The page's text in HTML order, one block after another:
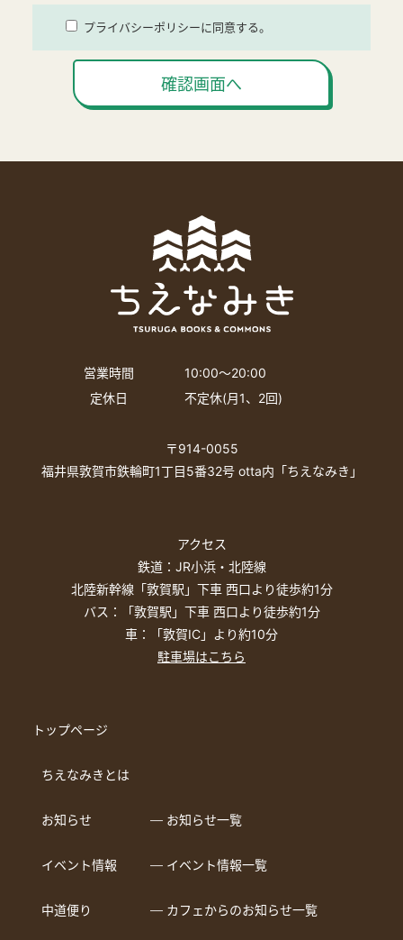
2.個人情報の利用および取得当団体は、個人情報の利
を取得し、個人情報を利用目的以外に利用いたしませ
【利用目的】
び連絡等のため
(3)当施設へのお問い合わせに回答するため
3.個人情報の管理当団体は、個人情報の漏えい、滅失
または毀損の防止その他個人情報の適切な管理のため
に必要な措置を講じます。また、個人情報の取り扱い
を第三者に委託する場合は、当該第三者が個人情報を
めのある場合を除き、個人情報をご本人の同意を得る
ことなく、第三者に開示、提供いたしません。
体は、ご本人が個人情報の開示、訂正または利用停止
を希望される場合、ご本人の個人情報について、適切
Webサイトで公表します。
令和4年9月1日敦賀市知育・啓発施設「ちえなみき」
指定管理者丸善雄松堂・編集工学研究所共同体
■個人情報に関するお問い合わせ先敦賀市知育・啓発
施設「ちえなみき」
指定管理者丸善雄松堂・編集工学研究所共同体
プライバシーポリシーに同意する。
確認画面へ
営業時間
10:00〜20:00
定休日
不定休(月1、2回)
〒914-0055
福井県敦賀市鉄輪町1丁目5番32号 otta内「ちえなみき」
アクセス
鉄道：JR小浜・北陸線
北陸新幹線「敦賀駅」下車 西口より徒歩約1分
バス：「敦賀駅」下車 西口より徒歩約1分
車：「敦賀IC」より約10分
駐車場はこちら
トップページ
ちえなみきとは
お知らせ ― お知らせ一覧
イベント情報 ― イベント情報一覧
中道便り ― カフェからのお知らせ一覧